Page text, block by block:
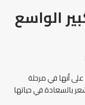
الواسع
أنها في مرحلة
بالسعادة في حياتها